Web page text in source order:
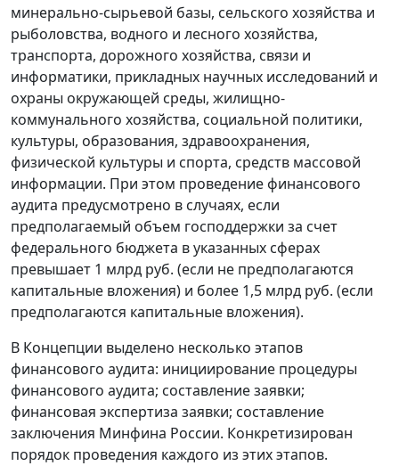
минерально-сырьевой базы, сельского хозяйства и
рыболовства, водного и лесного хозяйства,
транспорта, дорожного хозяйства, связи и
информатики, прикладных научных исследований и
охраны окружающей среды, жилищно-
коммунального хозяйства, социальной политики,
культуры, образования, здравоохранения,
физической культуры и спорта, средств массовой
информации. При этом проведение финансового
аудита предусмотрено в случаях, если
предполагаемый объем господдержки за счет
федерального бюджета в указанных сферах
превышает 1 млрд руб. (если не предполагаются
капитальные вложения) и более 1,5 млрд руб. (если
предполагаются капитальные вложения).
В Концепции выделено несколько этапов
финансового аудита: инициирование процедуры
финансового аудита; составление заявки;
финансовая экспертиза заявки; составление
заключения Минфина России. Конкретизирован
порядок проведения каждого из этих этапов.